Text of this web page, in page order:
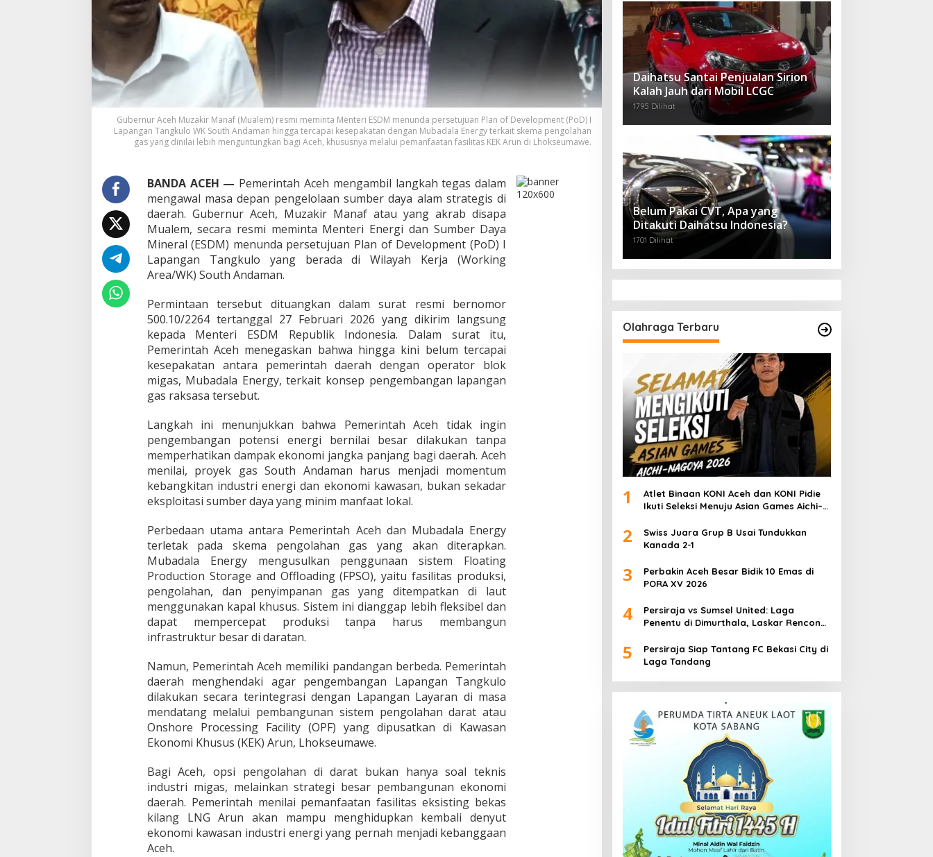
T
a
n
k
u
l
,
A
c
e
e
j
a
n
g
k
P
e
n
g
o
l
a
h
n
s
i
A
n
Gubernur Aceh Muzakir Manaf (Mualem) resmi meminta Menteri ESDM menunda persetujuan Plan of Development (PoD) I
Lapangan Tangkulo WK South Andaman hingga tercapai kesepakatan dengan Mubadala Energy terkait skema pengolahan
gas yang dinilai lebih menguntungkan bagi Aceh, khususnya melalui pemanfaatan fasilitas KEK Arun di Lhokseumawe.
BANDA ACEH — Pemerintah Aceh mengambil langkah tegas dalam
mengawal masa depan pengelolaan sumber daya alam strategis di
daerah. Gubernur Aceh, Muzakir Manaf atau yang akrab disapa
Mualem, secara resmi meminta Menteri Energi dan Sumber Daya
Mineral (ESDM) menunda persetujuan Plan of Development (PoD) I
Lapangan Tangkulo yang berada di Wilayah Kerja (Working
Area/WK) South Andaman.
Permintaan tersebut dituangkan dalam surat resmi bernomor
500.10/2264 tertanggal 27 Februari 2026 yang dikirim langsung
kepada Menteri ESDM Republik Indonesia. Dalam surat itu,
Pemerintah Aceh menegaskan bahwa hingga kini belum tercapai
kesepakatan antara pemerintah daerah dengan operator blok
migas, Mubadala Energy, terkait konsep pengembangan lapangan
gas raksasa tersebut.
Langkah ini menunjukkan bahwa Pemerintah Aceh tidak ingin
pengembangan potensi energi bernilai besar dilakukan tanpa
memperhatikan dampak ekonomi jangka panjang bagi daerah. Aceh
menilai, proyek gas South Andaman harus menjadi momentum
kebangkitan industri energi dan ekonomi kawasan, bukan sekadar
eksploitasi sumber daya yang minim manfaat lokal.
Perbedaan utama antara Pemerintah Aceh dan Mubadala Energy
terletak pada skema pengolahan gas yang akan diterapkan.
Mubadala Energy mengusulkan penggunaan sistem Floating
Production Storage and Offloading (FPSO), yaitu fasilitas produksi,
pengolahan, dan penyimpanan gas yang ditempatkan di laut
menggunakan kapal khusus. Sistem ini dianggap lebih fleksibel dan
dapat mempercepat produksi tanpa harus membangun
infrastruktur besar di daratan.
Namun, Pemerintah Aceh memiliki pandangan berbeda. Pemerintah
daerah menghendaki agar pengembangan Lapangan Tangkulo
dilakukan secara terintegrasi dengan Lapangan Layaran di masa
mendatang melalui pembangunan sistem pengolahan darat atau
Onshore Processing Facility (OPF) yang dipusatkan di Kawasan
Ekonomi Khusus (KEK) Arun, Lhokseumawe.
Bagi Aceh, opsi pengolahan di darat bukan hanya soal teknis
industri migas, melainkan strategi besar pembangunan ekonomi
daerah. Pemerintah menilai pemanfaatan fasilitas eksisting bekas
kilang LNG Arun akan mampu menghidupkan kembali denyut
ekonomi kawasan industri energi yang pernah menjadi kebanggaan
Aceh.
Daihatsu Santai Penjualan Sirion
Kalah Jauh dari Mobil LCGC
1795 Dilihat
Belum Pakai CVT, Apa yang
Ditakuti Daihatsu Indonesia?
1701 Dilihat
Olahraga Terbaru
1
Atlet Binaan KONI Aceh dan KONI Pidie
Ikuti Seleksi Menuju Asian Games Aichi–
2
Swiss Juara Grup B Usai Tundukkan
Kanada 2-1
3
Perbakin Aceh Besar Bidik 10 Emas di
PORA XV 2026
4
Persiraja vs Sumsel United: Laga
Penentu di Dimurthala, Laskar Rencong
5
Persiraja Siap Tantang FC Bekasi City di
Laga Tandang